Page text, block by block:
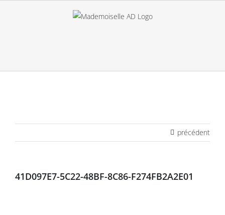
précédent
41D097E7-5C22-48BF-8C86-F274FB2A2E01